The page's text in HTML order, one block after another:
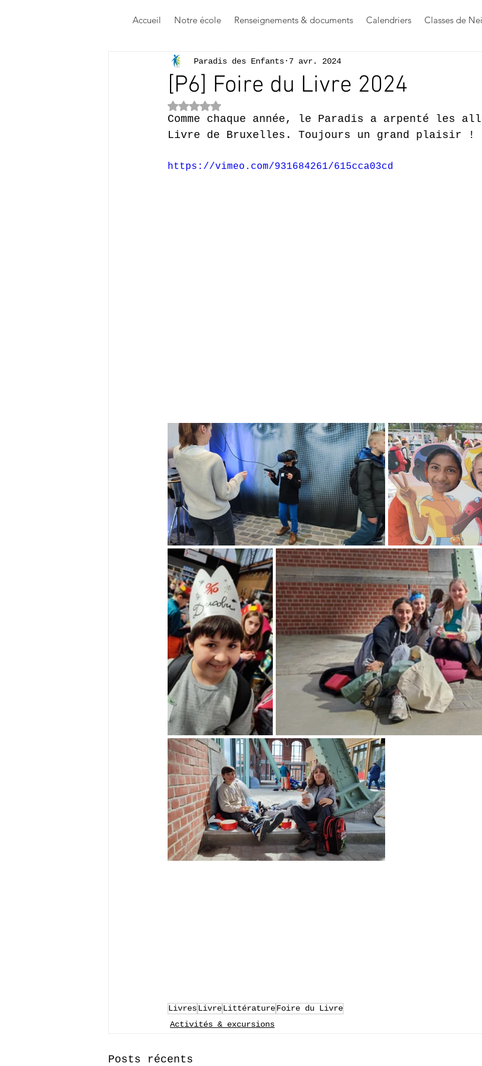
Accueil Notre école Renseignements & documents Calendriers Classes de
[P6] Foire du Livre 2024
Paradis des Enfants 7 avr. 2024
Noté NaN étoiles sur 5.
Comme chaque année, le Paradis a arpenté les
Livre de Bruxelles. Toujours un grand plaisir !
https://vimeo.com/931684261/615cca03cd
LivresLivreLittératureFoire du Livre
Activités & excursions
Posts récents